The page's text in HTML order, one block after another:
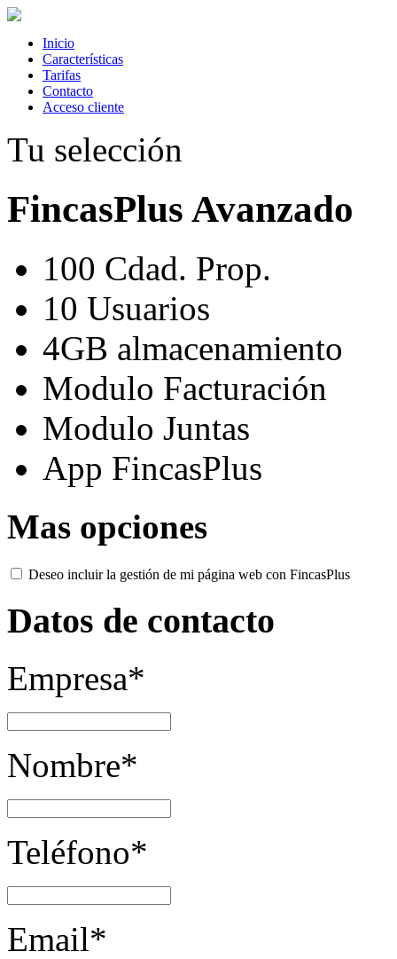
Inicio
Características
Tarifas
Contacto
Acceso cliente
Tu selección
FincasPlus Avanzado
100 Cdad. Prop.
10 Usuarios
4GB almacenamiento
Modulo Facturación
Modulo Juntas
App FincasPlus
Mas opciones
Deseo incluir la gestión de mi página web con FincasPlus
Datos de contacto
Empresa*
Nombre*
Teléfono*
Email*